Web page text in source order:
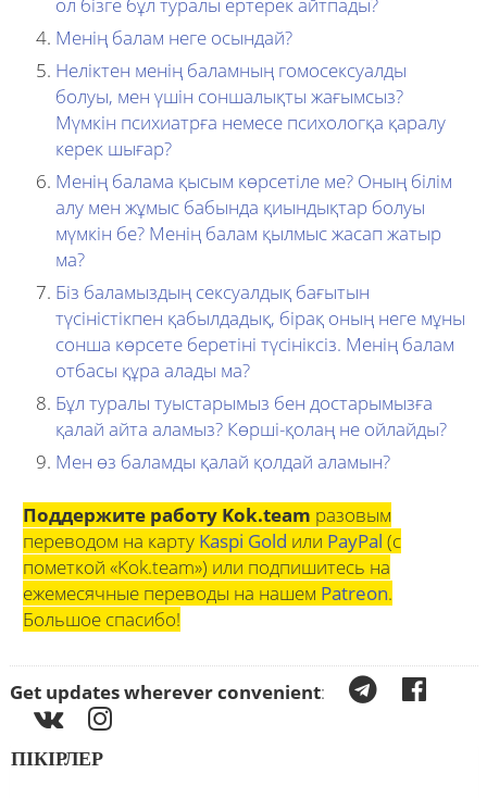
Менің балам неге осындай?
Неліктен менің баламның гомосексуалды
болуы, мен үшін соншалықты жағымсыз?
Мүмкін психиатрға немесе психологқа қаралу
керек шығар?
Менің балама қысым көрсетіле ме? Оның білім
алу мен жұмыс бабында қиындықтар болуы
мүмкін бе? Менің балам қылмыс жасап жатыр
ма?
Біз баламыздың сексуалдық бағытын
түсіністікпен қабылдадық, бірақ оның неге мұны
сонша көрсете беретіні түсініксіз. Менің балам
отбасы құра алады ма?
Бұл туралы туыстарымыз бен достарымызға
қалай айта аламыз? Көрші-қолаң не ойлайды?
Мен өз баламды қалай қолдай аламын?
Поддержите работу Kok.team разовым
переводом на карту Kaspi Gold или PayPal (с
пометкой «Kok.team») или подпишитесь на
ежемесячные переводы на нашем Patreon.
Большое спасибо!
Get updates wherever convenient:
ПІКІРЛЕР